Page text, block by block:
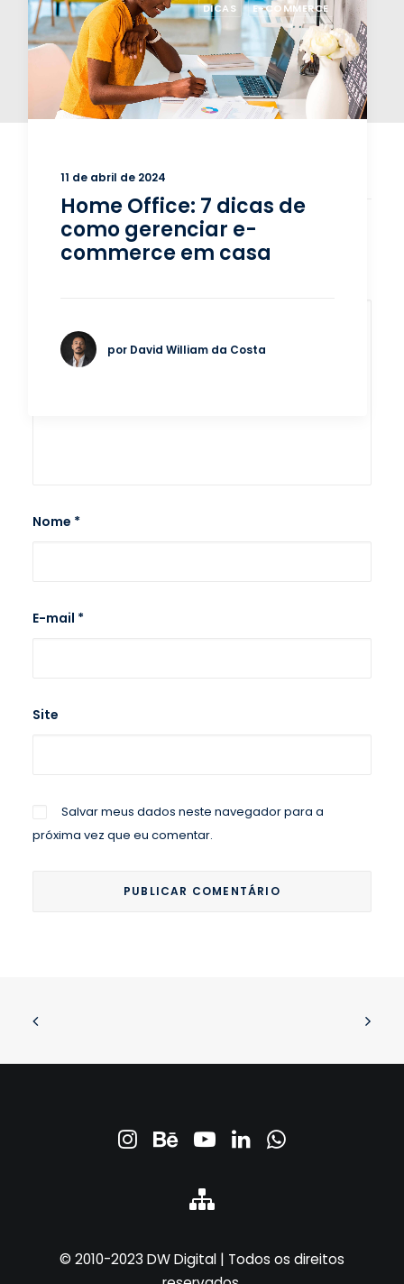
DICAS E-COMMERCE
11 de abril de 2024
Home Office: 7 dicas de
como gerenciar e-
commerce em casa
por David William da Costa
ADICIONAR UM COMENTÁRIO
Nome *
E-mail *
Site
Salvar meus dados neste navegador para a
próxima vez que eu comentar.
© 2010-2023 DW Digital | Todos os direitos